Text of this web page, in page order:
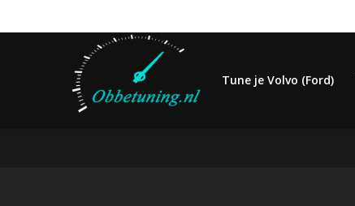
Tune je Volvo (Ford)